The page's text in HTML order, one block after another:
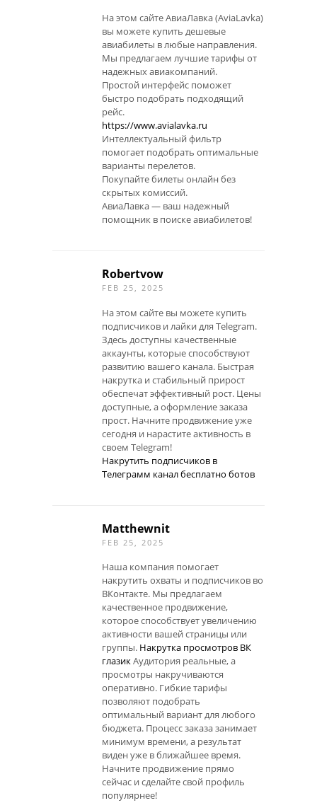
На этом сайте АвиаЛавка (AviaLavka)
вы можете купить дешевые
авиабилеты в любые направления.
Мы предлагаем лучшие тарифы от
надежных авиакомпаний.
Простой интерфейс поможет
быстро подобрать подходящий
рейс.
https://www.avialavka.ru
Интеллектуальный фильтр
помогает подобрать оптимальные
варианты перелетов.
Покупайте билеты онлайн без
скрытых комиссий.
АвиаЛавка — ваш надежный
помощник в поиске авиабилетов!
Robertvow
FEB 25, 2025
На этом сайте вы можете купить
подписчиков и лайки для Telegram.
Здесь доступны качественные
аккаунты, которые способствуют
развитию вашего канала. Быстрая
накрутка и стабильный прирост
обеспечат эффективный рост. Цены
доступные, а оформление заказа
прост. Начните продвижение уже
сегодня и нарастите активность в
своем Telegram!
Накрутить подписчиков в
Телеграмм канал бесплатно ботов
Matthewnit
FEB 25, 2025
Наша компания помогает
накрутить охваты и подписчиков во
ВКонтакте. Мы предлагаем
качественное продвижение,
которое способствует увеличению
активности вашей страницы или
группы. Накрутка просмотров ВК
глазикАудитория реальные, а
просмотры накручиваются
оперативно. Гибкие тарифы
позволяют подобрать
оптимальный вариант для любого
бюджета. Процесс заказа занимает
минимум времени, а результат
виден уже в ближайшее время.
Начните продвижение прямо
сейчас и сделайте свой профиль
популярнее!